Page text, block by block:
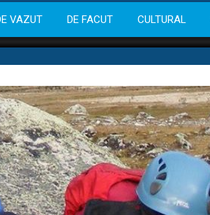
VAZUT DE FACUT CULTURAL